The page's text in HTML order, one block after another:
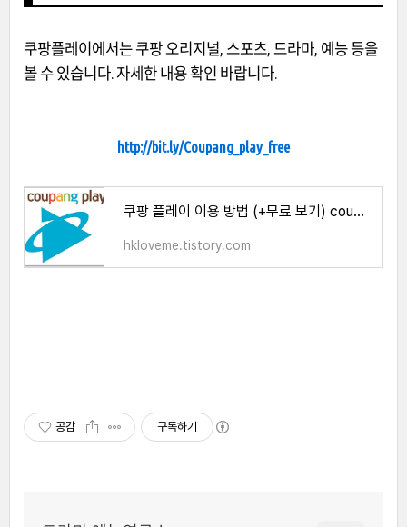
쿠팡플레이에서는 쿠팡 오리지널, 스포츠, 드라마, 예능 등을
볼 수 있습니다. 자세한 내용 확인 바랍니다.
http://bit.ly/Coupang_play_free
쿠팡 플레이 이용 방법 (+무료 보기) coupang play
hkloveme.tistory.com
공감 구독하기